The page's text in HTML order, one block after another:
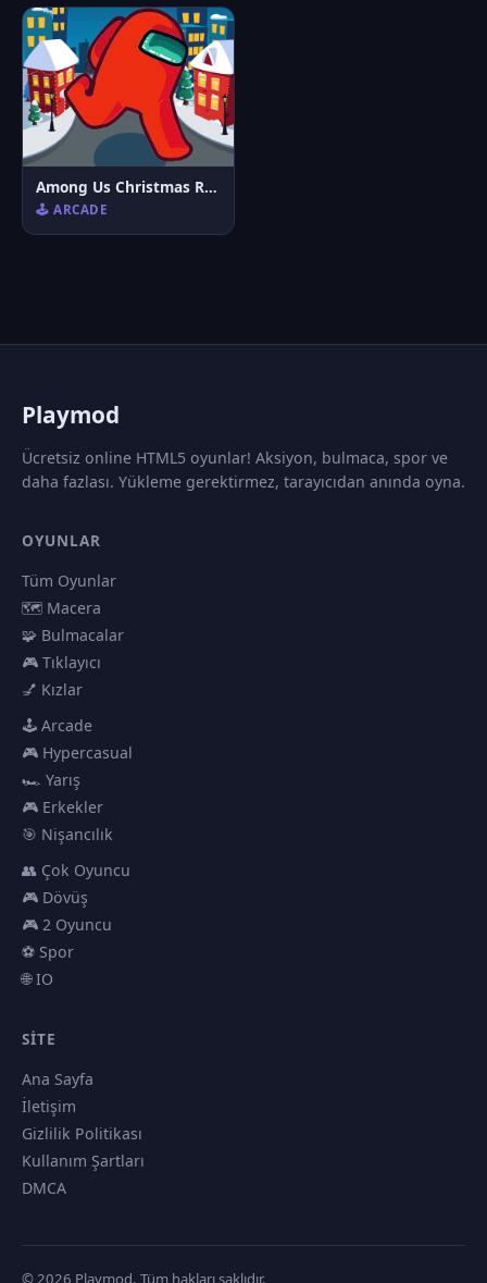
Among Us Christmas Run
🕹️ ARCADE
Playmod
Ücretsiz online HTML5 oyunlar! Aksiyon, bulmaca, spor ve
daha fazlası. Yükleme gerektirmez, tarayıcıdan anında oyna.
OYUNLAR
Tüm Oyunlar
🗺️ Macera
🧩 Bulmacalar
🎮 Tıklayıcı
💅 Kızlar
🕹️ Arcade
🎮 Hypercasual
🏎️ Yarış
🎮 Erkekler
🎯 Nişancılık
👥 Çok Oyuncu
🎮 Dövüş
🎮 2 Oyuncu
⚽ Spor
🌐 IO
SITE
Ana Sayfa
İletişim
Gizlilik Politikası
Kullanım Şartları
DMCA
© 2026 Playmod. Tüm hakları saklıdır.